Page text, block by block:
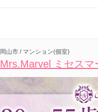
岡山市 / マンション(個室)
Mrs.Marvel ミセス